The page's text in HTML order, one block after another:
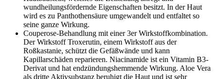
wundheilungsfördernde Eigenschaften besitzt. In der Haut
wird es zu Panthothensäure umgewandelt und entfaltet so
seine ganze Wirkung.
Couperose-Behandlung mit einer 3er Wirkstoffkombination.
Der Wirkstoff Troxerutin, einem Wirkstoff aus der
Roßkastanie, schützt die Gefäßwände und kann
Kapillarschäden reparieren. Niacinamide ist ein Vitamin B3-
Derivat und hat endzündungshemmende Wirkung. Aloe Vera
als dritte Aktivsubstanz beruhigt die Haut und ist sehr